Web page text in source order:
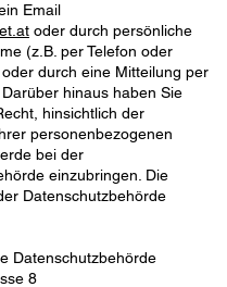
Email
oder durch persönliche
(z.B. per Telefon oder
durch eine Mitteilung per
hinaus haben Sie
hinsichtlich der
personenbezogenen
bei der
einzubringen. Die
Datenschutzbehörde
Datenschutzbehörde
8